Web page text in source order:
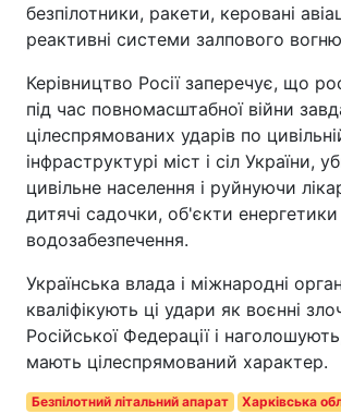
безпілотники, ракети, керовані
реактивні системи залпового
Керівництво Росії заперечує, що
під час повномасштабної війни
цілеспрямованих ударів по
інфраструктурі міст і сіл України,
цивільне населення і руйнуючи
дитячі садочки, об'єкти енергетики
водозабезпечення.
Українська влада і міжнародні
кваліфікують ці удари як воєнні
Російської Федерації і
мають цілеспрямований характер.
Безпілотний літальний апарат Харківська